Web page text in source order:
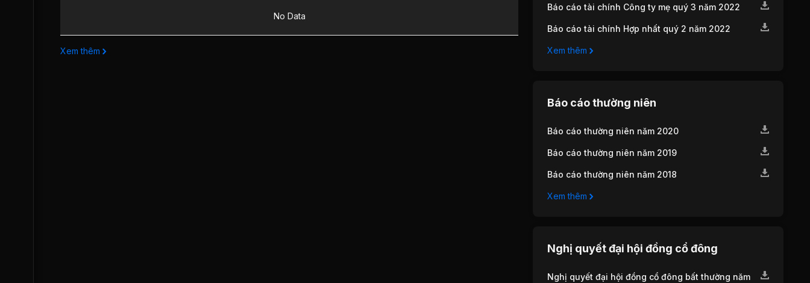
No Data
Xem thêm
Báo cáo tài chính Công ty mẹ quý 3 năm 2022
Báo cáo tài chính Hợp nhất quý 2 năm 2022
Xem thêm
Báo cáo thường niên
Báo cáo thường niên năm 2020
Báo cáo thường niên năm 2019
Báo cáo thường niên năm 2018
Xem thêm
Nghị quyết đại hội đồng cổ đông
Nghị quyết đại hội đồng cổ đông bất thường năm